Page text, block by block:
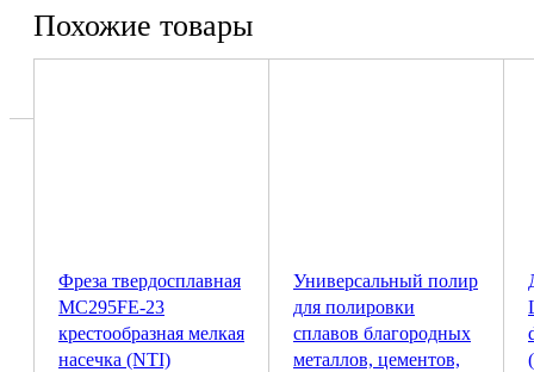
Похожие товары
Фреза твердосплавная
MC295FE-23
крестообразная мелкая
насечка (NTI)
Универсальный полир
для полировки
сплавов благородных
металлов, цементов,